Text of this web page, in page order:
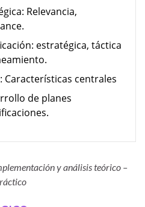
Relevancia,
estratégica, táctica
Características centrales
de planes
y análisis teórico –